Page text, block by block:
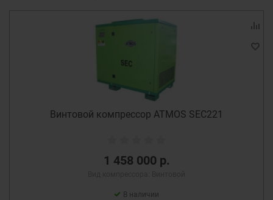
Винтовой компрессор ATMOS SEC221
1 458 000 р.
В наличии